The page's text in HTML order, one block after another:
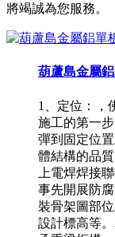
將竭誠為您服務。
葫蘆島金屬
1、定位：，
施工的第一
彈到固定位
體結構的品
上電焊焊接
事先開展防
裝骨架圖部
設計標高等